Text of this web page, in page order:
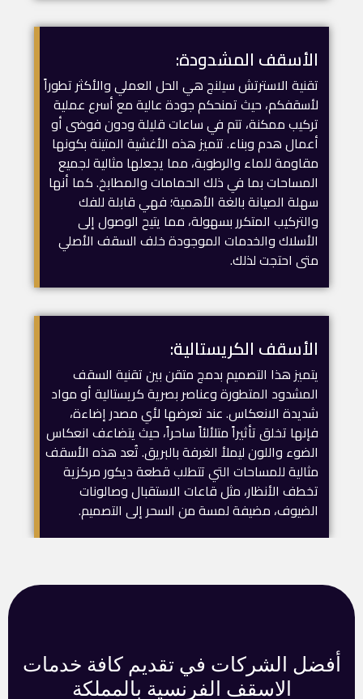
الأسقف المشدودة:
تقنية الاسترتش سيلنج هي الحل العملي والأكثر تطوراً
لأسقفكم، حيث تمنحكم جودة عالية مع أسرع عملية
تركيب ممكنة، تتم في ساعات قليلة ودون فوضى أو
أعمال هدم وبناء. تتميز هذه الأغشية المتينة بكونها
مقاومة للماء والرطوبة، مما يجعلها مثالية لجميع
المساحات بما في ذلك الحمامات والمطابخ. كما أنها
سهلة الصيانة بالغة الأهمية؛ فهي قابلة للفك
والتركيب المتكرر بسهولة، مما يتيح الوصول إلى
الأسلاك والخدمات الموجودة خلف السقف الأصلي
متى احتجت لذلك.
الأسقف الكريستالية:
يتميز هذا التصميم بدمج متقن بين تقنية السقف
المشدود المتطورة وعناصر بصرية كريستالية أو مواد
شديدة الانعكاس. عند تعرضها لأي مصدر إضاءة،
فإنها تخلق تأثيراً متلألئاً ساحراً، حيث يتضاعف انعكاس
الضوء واللون ليملأ الغرفة بالبريق. تُعد هذه الأسقف
مثالية للمساحات التي تتطلب قطعة ديكور مركزية
تخطف الأنظار، مثل قاعات الاستقبال وصالونات
الضيوف، مضيفة لمسة من السحر إلى التصميم.
أفضل الشركات في تقديم كافة خدمات
الاسقف الفرنسية بالمملكة